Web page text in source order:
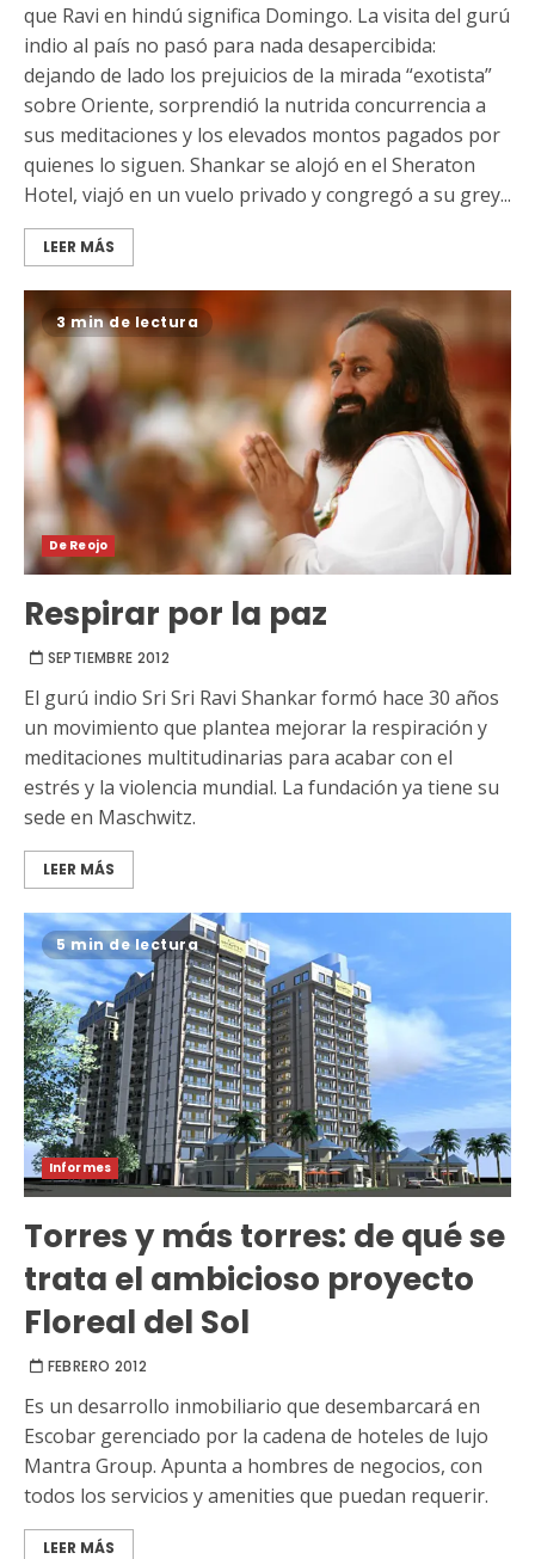
que Ravi en hindú significa Domingo. La visita del gurú
indio al país no pasó para nada desapercibida:
dejando de lado los prejuicios de la mirada “exotista”
sobre Oriente, sorprendió la nutrida concurrencia a
sus meditaciones y los elevados montos pagados por
quienes lo siguen. Shankar se alojó en el Sheraton
Hotel, viajó en un vuelo privado y congregó a su grey...
LEER MÁS
3 min de lectura
De Reojo
Respirar por la paz
SEPTIEMBRE 2012
El gurú indio Sri Sri Ravi Shankar formó hace 30 años
un movimiento que plantea mejorar la respiración y
meditaciones multitudinarias para acabar con el
estrés y la violencia mundial. La fundación ya tiene su
sede en Maschwitz.
LEER MÁS
5 min de lectura
Informes
Torres y más torres: de qué se
trata el ambicioso proyecto
Floreal del Sol
FEBRERO 2012
Es un desarrollo inmobiliario que desembarcará en
Escobar gerenciado por la cadena de hoteles de lujo
Mantra Group. Apunta a hombres de negocios, con
todos los servicios y amenities que puedan requerir.
LEER MÁS